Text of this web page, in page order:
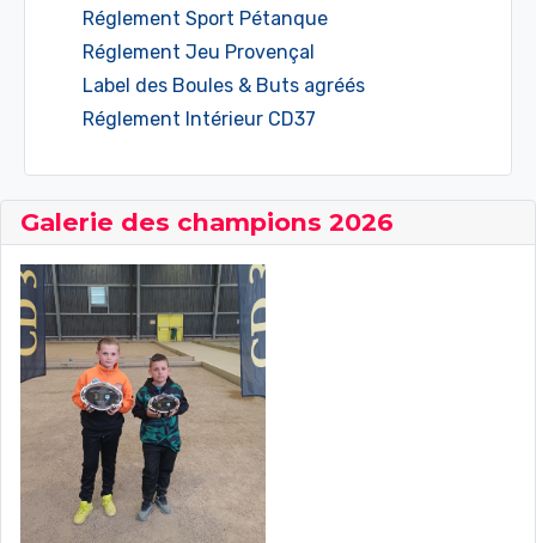
Galerie des champions 2026
Réglement Sport Pétanque
Réglement Jeu Provençal
Label des Boules & Buts agréés
Réglement Intérieur CD37